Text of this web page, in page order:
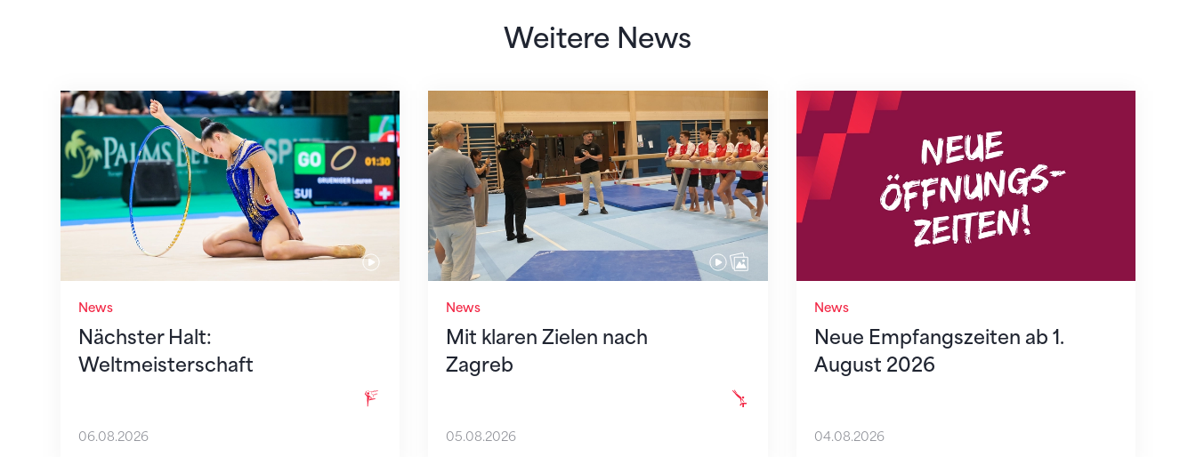
Weitere News
News
Nächster Halt:
Weltmeisterschaft
Nächster Halt: Weltmeisterschaft
06.08.2026
News
Mit klaren Zielen nach
Zagreb
Mit klaren Zielen nach Zagreb
05.08.2026
News
Neue Empfangszeiten ab 1.
August 2026
Neue Empfangszeiten ab 1. August 2026
04.08.2026